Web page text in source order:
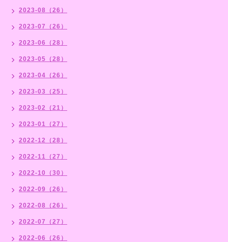
2023-08（26）
2023-07（26）
2023-06（28）
2023-05（28）
2023-04（26）
2023-03（25）
2023-02（21）
2023-01（27）
2022-12（28）
2022-11（27）
2022-10（30）
2022-09（26）
2022-08（26）
2022-07（27）
2022-06（26）